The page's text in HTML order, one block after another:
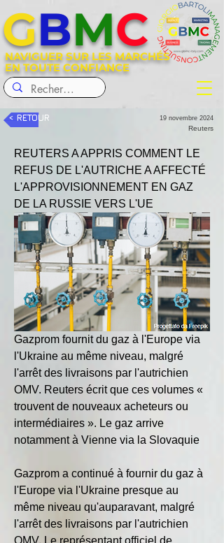
NAVIGUER SUR LES MARCHÉS
EN TOUTE CONFIANCE
GBMC
< RETOUR 19 novembre 2024
Reuters
REUTERS A APPRIS COMMENT LE
REFUS DE L'AUTRICHE A AFFECTÉ
L'APPROVISIONNEMENT EN GAZ
DE LA RUSSIE VERS L'UE
Gazprom fournit du gaz à l'Europe via
l'Ukraine au même niveau, malgré
l'arrêt des livraisons par l'autrichien
OMV. Reuters écrit que ces volumes «
trouvent de nouveaux acheteurs ou
intermédiaires ». Le gaz arrive
notamment à Vienne via la Slovaquie
Gazprom a continué à fournir du gaz à
l'Europe via l'Ukraine presque au
même niveau qu'auparavant, malgré
l'arrêt des livraisons par l'autrichien